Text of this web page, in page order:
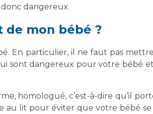
dangereux.
de mon bébé ?
En particulier, il ne faut pas
dangereux pour votre bébé et
homologué, c’est-à-dire qu’il
au lit pour éviter que votre bébé